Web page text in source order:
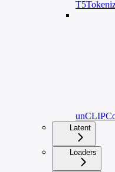
Latent
Loaders